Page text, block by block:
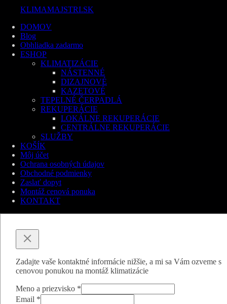
KLIMAMAJSTRI.SK
DOMOV
Blog
Obhliadka zadarmo
ESHOP
KLIMATIZÁCIE
NÁSTENNÉ
DIZAJNOVÉ
KAZETOVÉ
TEPELNÉ ČERPADLÁ
REKUPERÁCIE
LOKÁLNE REKUPERÁCIE
CENTRÁLNE REKUPERÁCIE
SLUŽBY
KOŠÍK
Môj účet
Ochrana osobných údajov
Obchodné podmienky
Zaslať dopyt
Montáž cenová ponuka
KONTAKT
Zadajte vaše kontaktné informácie nižšie, a mi sa Vám ozveme s
cenovou ponukou na montáž klimatizácie
Meno a priezvisko *
Email *